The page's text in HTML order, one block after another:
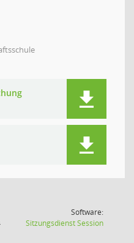
Software:
SitzungsdienstSession(Wird in